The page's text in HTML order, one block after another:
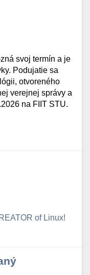
svoj termín a je
Podujatie sa
otvoreného
verejnej správy a
na FIIT STU.
of Linux!